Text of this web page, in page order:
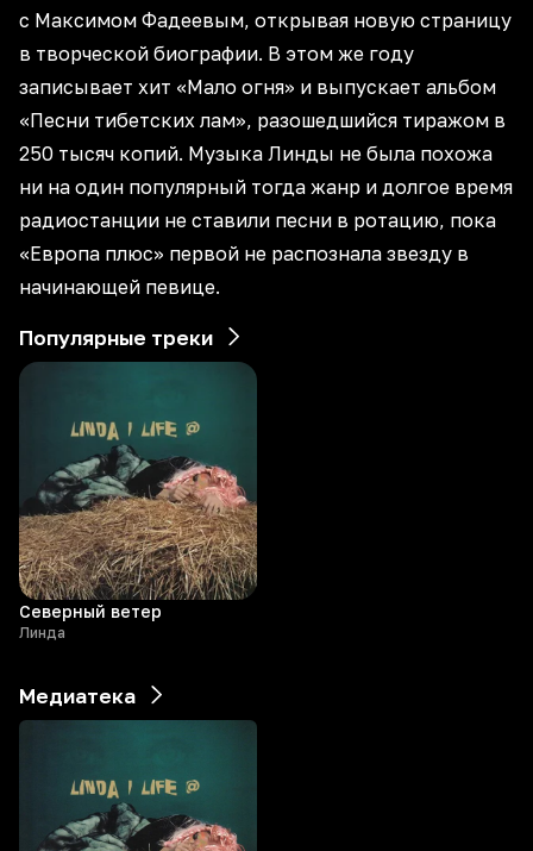
с Максимом Фадеевым, открывая новую страницу
в творческой биографии. В этом же году
записывает хит «Мало огня» и выпускает альбом
«Песни тибетских лам», разошедшийся тиражом в
250 тысяч копий. Музыка Линды не была похожа
ни на один популярный тогда жанр и долгое время
радиостанции не ставили песни в ротацию, пока
«Европа плюс» первой не распознала звезду в
начинающей певице.
Популярные треки
Северный ветер
Линда
Медиатека